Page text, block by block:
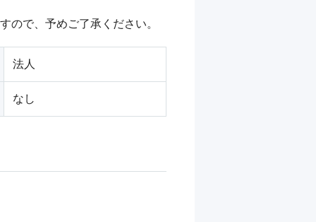
ので、予めご了承ください。
法人
なし